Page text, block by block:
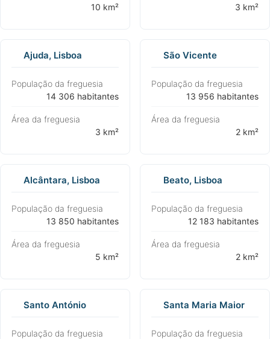
⁨10 km²⁩
⁨3 km²⁩
Ajuda, Lisboa
População da freguesia
⁨14 306 habitantes⁩
Área da freguesia
⁨3 km²⁩
São Vicente
População da freguesia
⁨13 956 habitantes⁩
Área da freguesia
⁨2 km²⁩
Alcântara, Lisboa
População da freguesia
⁨13 850 habitantes⁩
Área da freguesia
⁨5 km²⁩
Beato, Lisboa
População da freguesia
⁨12 183 habitantes⁩
Área da freguesia
⁨2 km²⁩
Santo António
População da freguesia
Santa Maria Maior
População da freguesia